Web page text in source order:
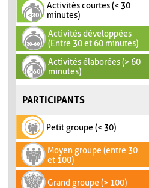
Activités courtes (< 30
minutes)
Activités développées
(Entre 30 et 60 minutes)
Activités élaborées (> 60
minutes)
PARTICIPANTS
Petit groupe (< 30)
Moyen groupe (entre 30
et 100)
Grand groupe (> 100)